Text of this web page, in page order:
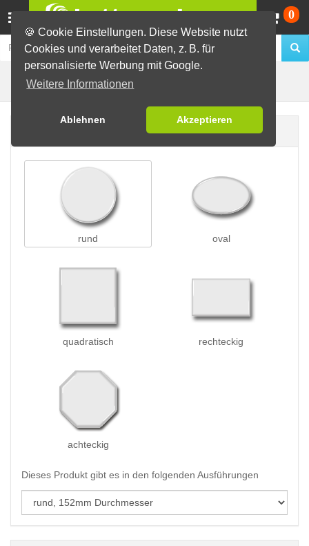
🍪 Cookie Einstellungen. Diese Website nutzt
Cookies und verarbeitet Daten, z. B. für
personalisierte Werbung mit Google.
Weitere Informationen
Ablehnen Akzeptieren
0
Buttons erstellen Nadelbuttons
rund oval
quadratisch rechteckig
achteckig
Dieses Produkt gibt es in den folgenden Ausführungen